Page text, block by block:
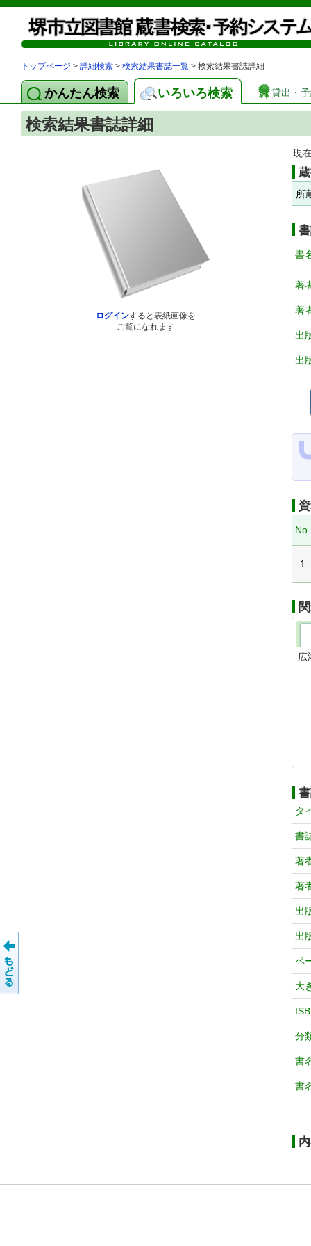
トップページ > 詳細検索 > 検索結果書誌一覧 > 検索結果書誌詳細
かんたん検索 いろいろ検索 貸出・
検索結果書誌詳細
ログインすると表紙画像を
ご覧になれます
現
所
書
著
著
出
出
No.
1
広
タ
書
著
著
出
出
ペ
大
分
書
書